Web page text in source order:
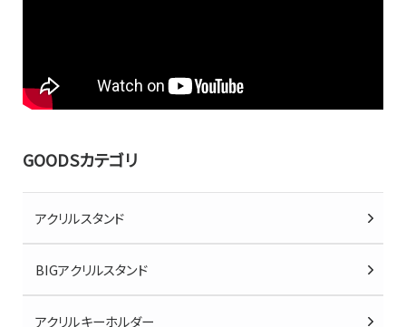
GOODSカテゴリ
アクリルスタンド
BIGアクリルスタンド
アクリルキーホルダー